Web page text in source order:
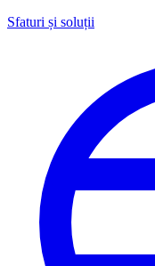
Sfaturi și soluții